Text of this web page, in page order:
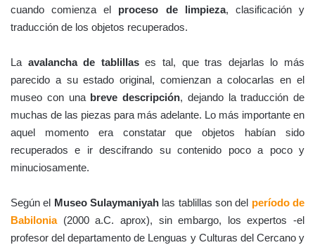
cuando comienza el proceso de limpieza, clasificación y
traducción de los objetos recuperados.
La avalancha de tablillases tal, que tras dejarlas lo más
parecido a su estado original, comienzan a colocarlas en el
museo con una breve descripción, dejando la traducción de
muchas de las piezas para más adelante. Lo más importante en
aquel momento era constatar que objetos habían sido
recuperados e ir descifrando su contenido poco a poco y
minuciosamente.
Según el Museo Sulaymaniyah las tablillas son del período de
Babilonia (2000 a.C. aprox), sin embargo, los expertos -el
profesor del departamento de Lenguas y Culturas del Cercano y